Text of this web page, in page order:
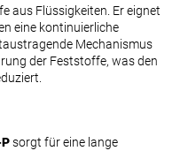
aus Flüssigkeiten. Er eignet
eine kontinuierliche
Mechanismus
der Feststoffe, was den
sorgt für eine lange